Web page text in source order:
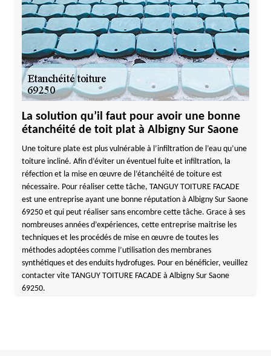
La solution qu’il faut pour avoir une bonne
étanchéité de toit plat à Albigny Sur Saone
Une toiture plate est plus vulnérable à l’infiltration de l’eau qu’une
toiture incliné. Afin d’éviter un éventuel fuite et infiltration, la
réfection et la mise en œuvre de l’étanchéité de toiture est
nécessaire. Pour réaliser cette tâche, TANGUY TOITURE FACADE
est une entreprise ayant une bonne réputation à Albigny Sur Saone
69250 et qui peut réaliser sans encombre cette tâche. Grace à ses
nombreuses années d’expériences, cette entreprise maitrise les
techniques et les procédés de mise en œuvre de toutes les
méthodes adoptées comme l’utilisation des membranes
synthétiques et des enduits hydrofuges. Pour en bénéficier, veuillez
contacter vite TANGUY TOITURE FACADE à Albigny Sur Saone
69250.